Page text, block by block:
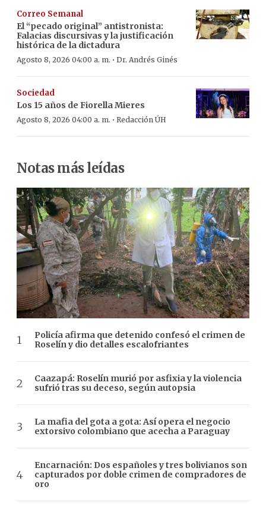
Correo Semanal
El “pecado original” antistronista:
Falacias discursivas y la justificación
histórica de la dictadura
Agosto 8, 2026 04:00 a. m. · Dr. Andrés Ginés
Sociedad
Los 15 años de Fiorella Mieres
Agosto 8, 2026 04:00 a. m. · Redacción ÚH
Notas más leídas
Policía afirma que detenido confesó el crimen de
Roselín y dio detalles escalofriantes
Caazapá: Roselín murió por asfixia y la violencia
sufrió tras su deceso, según autopsia
La mafia del gota a gota: Así opera el negocio
extorsivo colombiano que acecha a Paraguay
Encarnación: Dos españoles y tres bolivianos son
capturados por doble crimen de compradores de
oro